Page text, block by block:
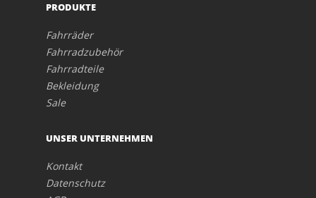
PRODUKTE
Fahrräder
Fahrradzubehör
Fahrradteile
Bekleidung
Sale
UNSER UNTERNEHMEN
Kontakt
Datenschutz